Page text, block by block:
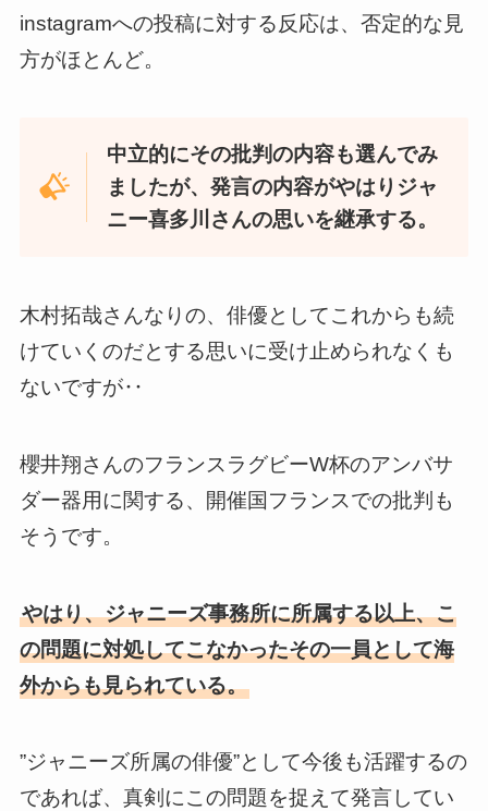
instagramへの投稿に対する反応は、否定的な見
方がほとんど。
中立的にその批判の内容も選んでみ
ましたが、発言の内容がやはりジャ
ニー喜多川さんの思いを継承する。
木村拓哉さんなりの、俳優としてこれからも続
けていくのだとする思いに受け止められなくも
ないですが‥
櫻井翔さんのフランスラグビーW杯のアンバサ
ダー器用に関する、開催国フランスでの批判も
そうです。
やはり、ジャニーズ事務所に所属する以上、こ
の問題に対処してこなかったその一員として海
外からも見られている。
”ジャニーズ所属の俳優”として今後も活躍するの
であれば、真剣にこの問題を捉えて発言してい